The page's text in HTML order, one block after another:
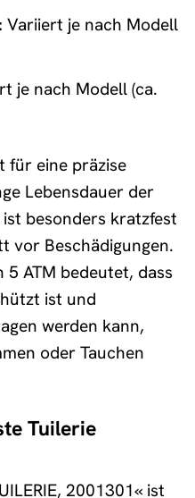
Variiert je nach Modell
je nach Modell (ca.
für eine präzise
Lebensdauer der
besonders kratzfest
vor Beschädigungen.
5 ATM bedeutet, dass
ist und
werden kann,
oder Tauchen
Tuilerie
2001301« ist